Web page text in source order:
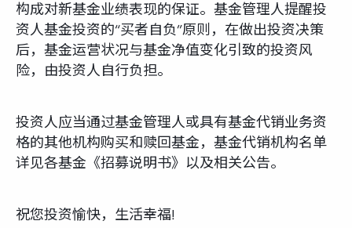
构成对新基金业绩表现的保证。基金管理人提醒投
资人基金投资的“买者自负”原则，在做出投资决策
后，基金运营状况与基金净值变化引致的投资风
险，由投资人自行负担。
投资人应当通过基金管理人或具有基金代销业务资
格的其他机构购买和赎回基金，基金代销机构名单
详见各基金《招募说明书》以及相关公告。
祝您投资愉快，生活幸福!